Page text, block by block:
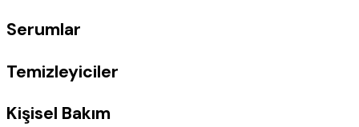
Serumlar
Temizleyiciler
Kişisel Bakım